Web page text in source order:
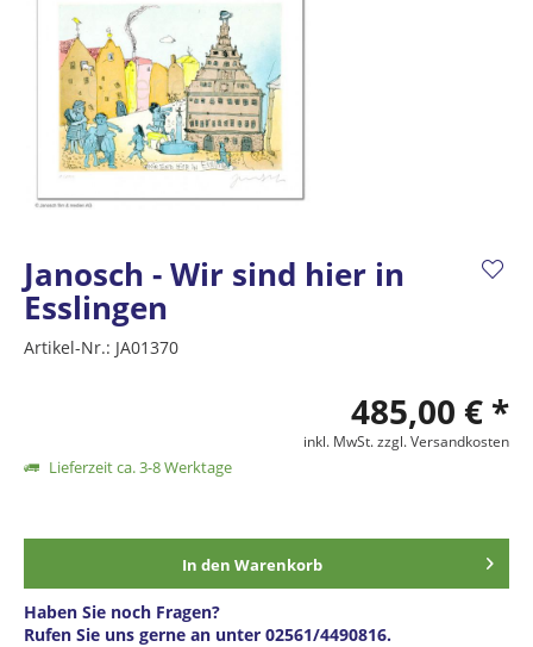
Janosch - Wir sind hier in
Esslingen
Artikel-Nr.: JA01370
485,00 € *
inkl. MwSt.zzgl. Versandkosten
Lieferzeit ca. 3-8 Werktage
In den Warenkorb
Haben Sie noch Fragen?
Rufen Sie uns gerne an unter 02561/4490816.